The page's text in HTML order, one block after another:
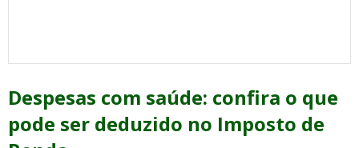
Despesas com saúde: confira o que
pode ser deduzido no Imposto de